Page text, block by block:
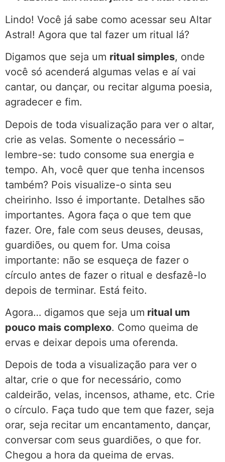
Lindo! Você já sabe como acessar seu Altar
Astral! Agora que tal fazer um ritual lá?
Digamos que seja um ritual simples, onde
você só acenderá algumas velas e aí vai
cantar, ou dançar, ou recitar alguma poesia,
agradecer e fim.
Depois de toda visualização para ver o altar,
crie as velas. Somente o necessário –
lembre-se: tudo consome sua energia e
tempo. Ah, você quer que tenha incensos
também? Pois visualize-o sinta seu
cheirinho. Isso é importante. Detalhes são
importantes. Agora faça o que tem que
fazer. Ore, fale com seus deuses, deusas,
guardiões, ou quem for. Uma coisa
importante: não se esqueça de fazer o
círculo antes de fazer o ritual e desfazê-lo
depois de terminar. Está feito.
Agora… digamos que seja um ritual um
pouco mais complexo. Como queima de
ervas e deixar depois uma oferenda.
Depois de toda a visualização para ver o
altar, crie o que for necessário, como
caldeirão, velas, incensos, athame, etc. Crie
o círculo. Faça tudo que tem que fazer, seja
orar, seja recitar um encantamento, dançar,
conversar com seus guardiões, o que for.
Chegou a hora da queima de ervas.